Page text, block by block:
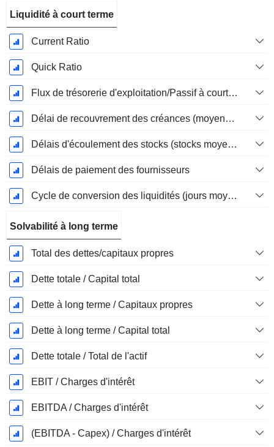
Liquidité à court terme
Current Ratio
Quick Ratio
Flux de trésorerie d'exploitation/Passif à court terme
Délai de recouvrement des créances (moyenne des créances)
Délais d'écoulement des stocks (stocks moyens)
Délais de paiement des fournisseurs
Cycle de conversion des liquidités (jours moyens)
Solvabilité à long terme
Total des dettes/capitaux propres
Dette totale / Capital total
Dette à long terme / Capitaux propres
Dette à long terme / Capital total
Dette totale / Total de l'actif
EBIT / Charges d'intérêt
EBITDA / Charges d'intérêt
(EBITDA - Capex) / Charges d'intérêt